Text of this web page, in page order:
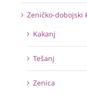
Zeničko-dobojski
Kakanj
Tešanj
Zenica